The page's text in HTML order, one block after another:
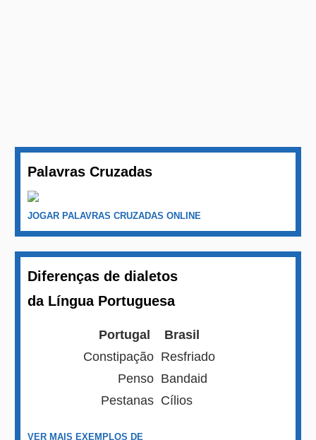
Palavras Cruzadas
JOGAR PALAVRAS CRUZADAS ONLINE
Diferenças de dialetos
da Língua Portuguesa
Portugal
Brasil
Constipação Resfriado
Penso Bandaid
Pestanas Cílios
VER MAIS EXEMPLOS DE